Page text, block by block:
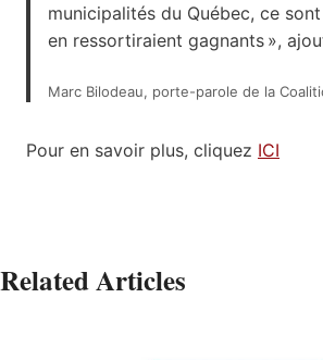
municipalités du Québec, ce
en ressortiraient gagnants »,
Marc Bilodeau, porte-parole de la
Pour en savoir plus, cliquez ICI
Related Articles